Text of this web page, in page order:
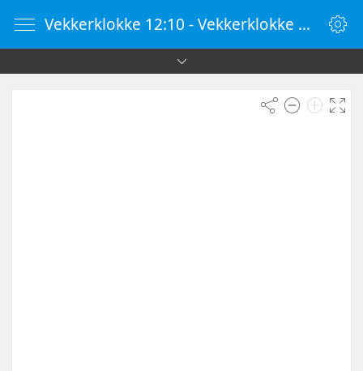
Vekkerklokke 12:10 - Vekkerklokke Online